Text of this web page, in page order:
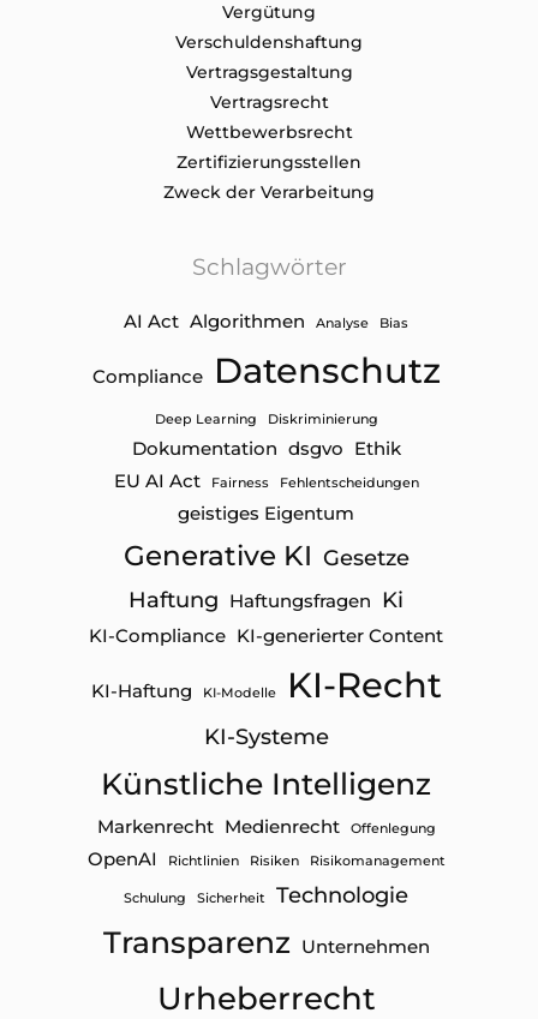
Vergütung
Verschuldenshaftung
Vertragsgestaltung
Vertragsrecht
Wettbewerbsrecht
Zertifizierungsstellen
Zweck der Verarbeitung
Schlagwörter
AI Act Algorithmen Analyse Bias
Compliance Datenschutz
Deep Learning Diskriminierung
Dokumentation dsgvo
Ethik
EU AI Act
Fairness Fehlentscheidungen
geistiges Eigentum
Generative KI Gesetze
Haftung
Haftungsfragen Ki
KI-Compliance KI-generierter Content
KI-Haftung KI-Modelle KI-Recht
KI-Systeme
Künstliche Intelligenz
Markenrecht Medienrecht Offenlegung
OpenAI Richtlinien Risiken Risikomanagement
Schulung Sicherheit Technologie
Transparenz Unternehmen
Urheberrecht